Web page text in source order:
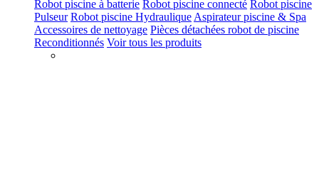
Robot piscine à batterie Robot piscine connecté Robot piscine
Pulseur Robot piscine Hydraulique Aspirateur piscine & Spa
Accessoires de nettoyage Pièces détachées robot de piscine
Reconditionnés Voir tous les produits